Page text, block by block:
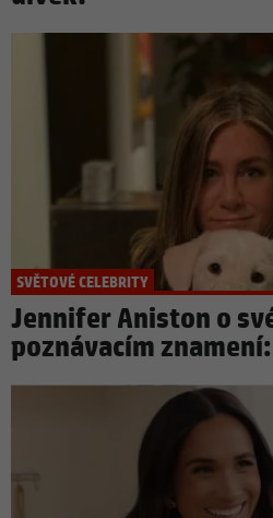
SVĚTOVÉ CELEBRITY
Jennifer Aniston o
poznávacím